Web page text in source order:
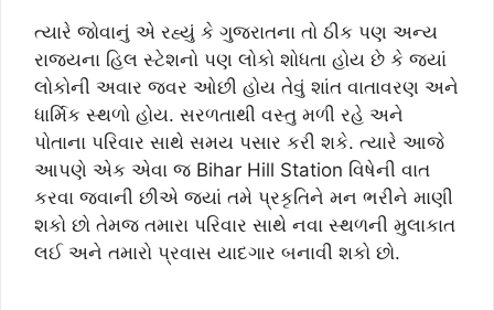
ત્યારે જોવાનું એ રહ્યું કે ગુજરાતના તો ઠીક પણ અન્ય
રાજ્યના હિલ સ્ટેશનો પણ લોકો શોધતા હોય છે કે જ્યાં
લોકોની અવાર જવર ઓછી હોય તેવું શાંત વાતાવરણ અને
ધાર્મિક સ્થળો હોય. સરળતાથી વસ્તુ મળી રહે અને
પોતાના પરિવાર સાથે સમય પસાર કરી શકે. ત્યારે આજે
આપણે એક એવા જ Bihar Hill Station વિષેની વાત
કરવા જવાની છીએ જ્યાં તમે પ્રકૃતિને મન ભરીને માણી
શકો છો તેમજ તમારા પરિવાર સાથે નવા સ્થળની મુલાકાત
લઈ અને તમારો પ્રવાસ યાદગાર બનાવી શકો છો.